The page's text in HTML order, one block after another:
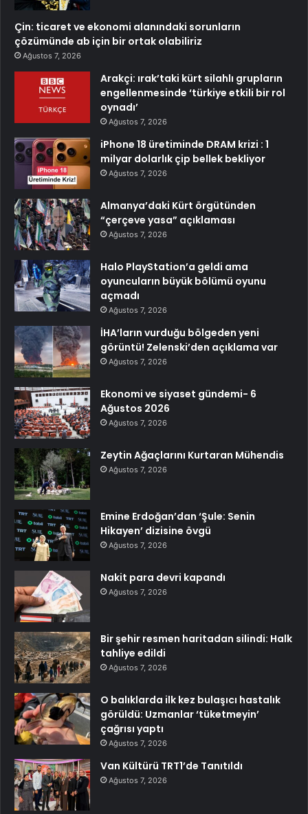
Çin: ticaret ve ekonomi alanındaki sorunların
çözümünde ab için bir ortak olabiliriz
Ağustos 7, 2026
Arakçi: ırak’taki kürt silahlı grupların
engellenmesinde ‘türkiye etkili bir rol
oynadı’
Ağustos 7, 2026
iPhone 18 üretiminde DRAM krizi : 1
milyar dolarlık çip bellek bekliyor
Ağustos 7, 2026
Almanya’daki Kürt örgütünden
“çerçeve yasa” açıklaması
Ağustos 7, 2026
Halo PlayStation’a geldi ama
oyuncuların büyük bölümü oyunu
açmadı
Ağustos 7, 2026
İHA’ların vurduğu bölgeden yeni
görüntü! Zelenski’den açıklama var
Ağustos 7, 2026
Ekonomi ve siyaset gündemi- 6
Ağustos 2026
Ağustos 7, 2026
Zeytin Ağaçlarını Kurtaran Mühendis
Ağustos 7, 2026
Emine Erdoğan’dan ‘Şule: Senin
Hikayen’ dizisine övgü
Ağustos 7, 2026
Nakit para devri kapandı
Ağustos 7, 2026
Bir şehir resmen haritadan silindi: Halk
tahliye edildi
Ağustos 7, 2026
O balıklarda ilk kez bulaşıcı hastalık
görüldü: Uzmanlar ‘tüketmeyin’
çağrısı yaptı
Ağustos 7, 2026
Van Kültürü TRT1’de Tanıtıldı
Ağustos 7, 2026